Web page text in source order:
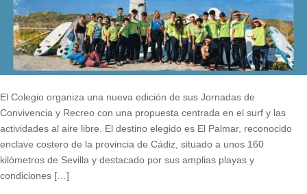
El Colegio organiza una nueva edición de sus Jornadas de
Convivencia y Recreo con una propuesta centrada en el surf y las
actividades al aire libre. El destino elegido es El Palmar, reconocido
enclave costero de la provincia de Cádiz, situado a unos 160
kilómetros de Sevilla y destacado por sus amplias playas y
condiciones […]